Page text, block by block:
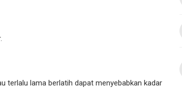
terlalu lama berlatih dapat menyebabkan kadar